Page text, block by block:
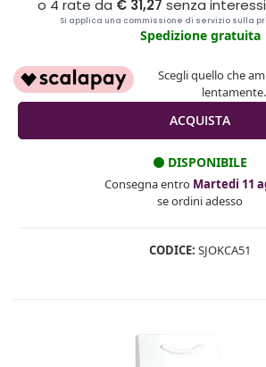
Spedizione gratuita
Scegli quello che
lentamente.
DISPONIBILE
Consegna entro Martedi 11
se ordini adesso
CODICE: SJOKCA51